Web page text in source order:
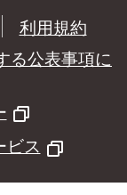
利用規約
る公表事項に
ビス